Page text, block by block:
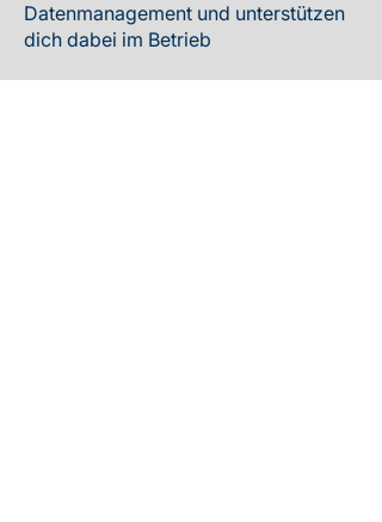
Datenmanagement und unterstützen
dich dabei im Betrieb